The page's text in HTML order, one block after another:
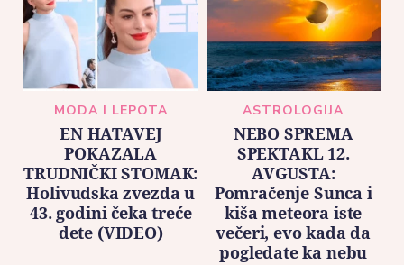
MODA I LEPOTA
EN HATAVEJ
POKAZALA
TRUDNIČKI STOMAK:
Holivudska zvezda u
43. godini čeka treće
dete (VIDEO)
ASTROLOGIJA
NEBO SPREMA
SPEKTAKL 12.
AVGUSTA:
Pomračenje Sunca i
kiša meteora iste
večeri, evo kada da
pogledate ka nebu